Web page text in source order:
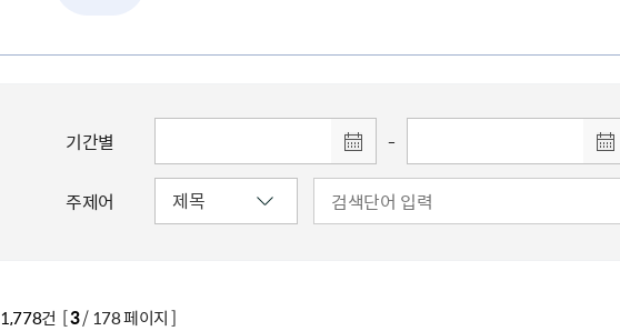
기간별 -
주제어
1,778건 [3/ 178 페이지 ]